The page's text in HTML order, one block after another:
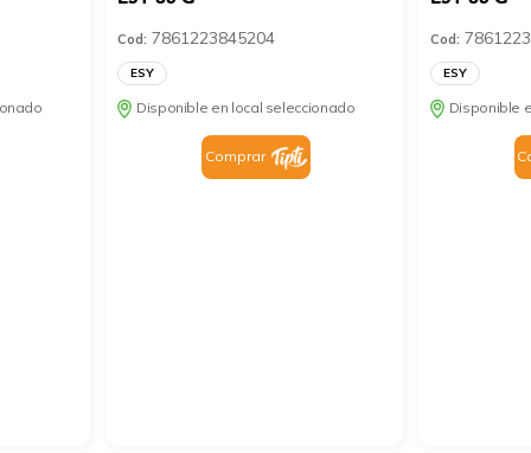
Cod: 7861223845204
ESY
Disponible en local seleccionado
Comprar
Cod:
ESY
Disponible